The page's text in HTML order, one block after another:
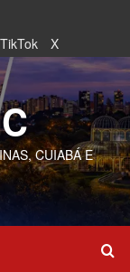
TikTok X
CUIABÁ E